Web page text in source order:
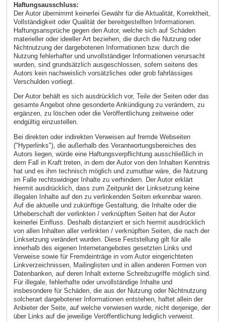
Haftungsausschluss:
Der Autor übernimmt keinerlei Gewähr für die Aktualität, Korrektheit,
Vollständigkeit oder Qualität der bereitgestellten Informationen.
Haftungsansprüche gegen den Autor, welche sich auf Schäden
materieller oder ideeller Art beziehen, die durch die Nutzung oder
Nichtnutzung der dargebotenen Informationen bzw. durch die
Nutzung fehlerhafter und unvollständiger Informationen verursacht
wurden, sind grundsätzlich ausgeschlossen, sofern seitens des
Autors kein nachweislich vorsätzliches oder grob fahrlässiges
Verschulden vorliegt.
Der Autor behält es sich ausdrücklich vor, Teile der Seiten oder das
gesamte Angebot ohne gesonderte Ankündigung zu verändern, zu
ergänzen, zu löschen oder die Veröffentlichung zeitweise oder
endgültig einzustellen.
Bei direkten oder indirekten Verweisen auf fremde Webseiten
("Hyperlinks"), die außerhalb des Verantwortungsbereiches des
Autors liegen, würde eine Haftungsverpflichtung ausschließlich in
dem Fall in Kraft treten, in dem der Autor von den Inhalten Kenntnis
hat und es ihm technisch möglich und zumutbar wäre, die Nutzung
im Falle rechtswidriger Inhalte zu verhindern. Der Autor erklärt
hiermit ausdrücklich, dass zum Zeitpunkt der Linksetzung keine
illegalen Inhalte auf den zu verlinkenden Seiten erkennbar waren.
Auf die aktuelle und zukünftige Gestaltung, die Inhalte oder die
Urheberschaft der verlinkten / verknüpften Seiten hat der Autor
keinerlei Einfluss. Deshalb distanziert er sich hiermit ausdrücklich
von allen Inhalten aller verlinkten / verknüpften Seiten, die nach der
Linksetzung verändert wurden. Diese Feststellung gilt für alle
innerhalb des eigenen Internetangebotes gesetzten Links und
Verweise sowie für Fremdeinträge in vom Autor eingerichteten
Linkverzeichnissen, Mailinglisten und in allen anderen Formen von
Datenbanken, auf deren Inhalt externe Schreibzugriffe möglich sind.
Für illegale, fehlerhafte oder unvollständige Inhalte und
insbesondere für Schäden, die aus der Nutzung oder Nichtnutzung
solcherart dargebotener Informationen entstehen, haftet allein der
Anbieter der Seite, auf welche verwiesen wurde, nicht derjenige, der
über Links auf die jeweilige Veröffentlichung lediglich verweist.